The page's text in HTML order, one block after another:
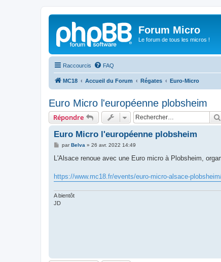
Forum Micro
Le forum de tous les micros !
Raccourcis FAQ
MC18 Accueil du Forum Régates Euro-Micro
Euro Micro l'européenne plobsheim
Répondre
Euro Micro l'européenne plobsheim
M
s
g
e
parBelva » 26 avr. 2022 14:49
L'Alsace renoue avec une Euro micro à Plobsheim,
https://www.mc18.fr/events/euro-micro-alsace-
A bientôt
JD